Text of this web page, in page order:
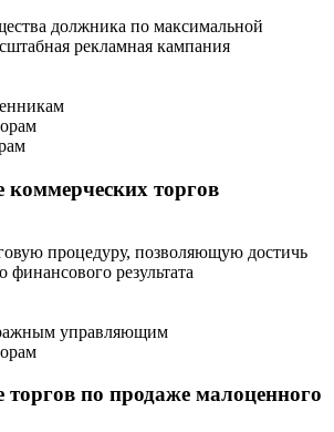
должника по максимальной
рекламная кампания
коммерческих торгов
процедуру, позволяющую достичь
финансового результата
управляющим
торгов по продаже малоценного